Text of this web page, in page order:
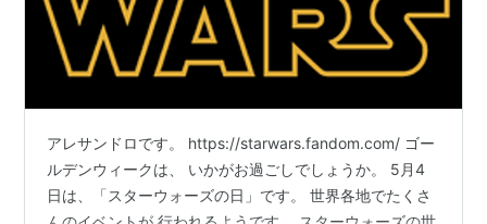
アレサンドロです。 https://starwars.fandom.com/ ゴー
ルデンウィークは、 いかがお過ごしでしょうか。 5月4
日は、「スターウォーズの日」です。 世界各地でたくさ